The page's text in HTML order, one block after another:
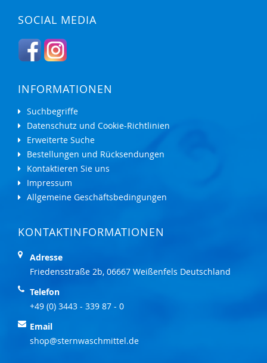
SOCIAL MEDIA
INFORMATIONEN
Suchbegriffe
Datenschutz und Cookie-Richtlinien
Erweiterte Suche
Bestellungen und Rücksendungen
Kontaktieren Sie uns
Impressum
Allgemeine Geschäftsbedingungen
KONTAKTINFORMATIONEN
Adresse
Friedensstraße 2b, 06667 Weißenfels Deutschland
Telefon
+49 (0) 3443 - 339 87 - 0
Email
shop@sternwaschmittel.de